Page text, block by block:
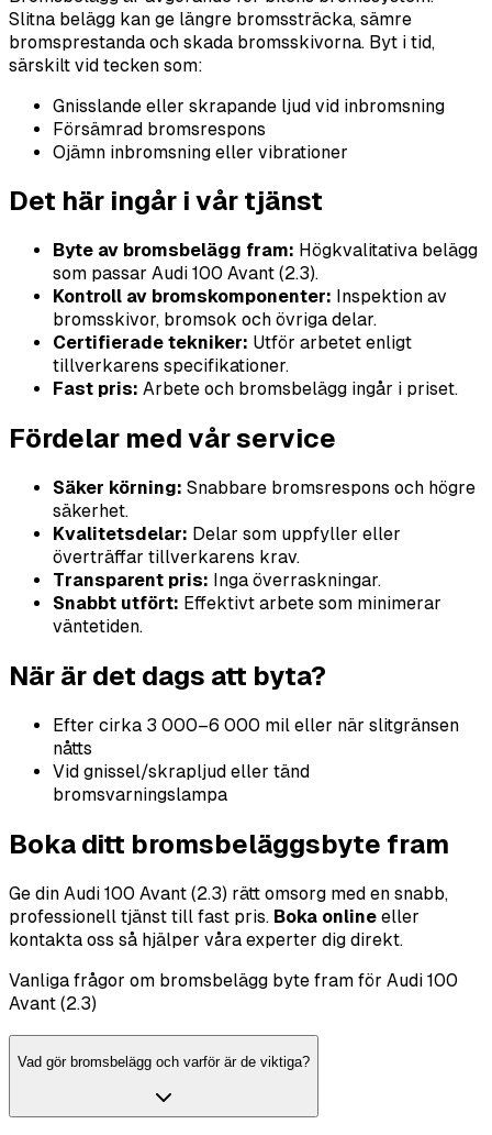
Slitna belägg kan ge längre bromssträcka, sämre
bromsprestanda och skada bromsskivorna. Byt i tid,
särskilt vid tecken som:
Gnisslande eller skrapande ljud vid inbromsning
Försämrad bromsrespons
Ojämn inbromsning eller vibrationer
Det här ingår i vår tjänst
Byte av bromsbelägg fram: Högkvalitativa belägg
som passar Audi 100 Avant (2.3).
Kontroll av bromskomponenter: Inspektion av
bromsskivor, bromsok och övriga delar.
Certifierade tekniker: Utför arbetet enligt
tillverkarens specifikationer.
Fast pris: Arbete och bromsbelägg ingår i priset.
Fördelar med vår service
Säker körning: Snabbare bromsrespons och högre
säkerhet.
Kvalitetsdelar: Delar som uppfyller eller
överträffar tillverkarens krav.
Transparent pris: Inga överraskningar.
Snabbt utfört: Effektivt arbete som minimerar
väntetiden.
När är det dags att byta?
Efter cirka 3 000–6 000 mil eller när slitgränsen
nåtts
Vid gnissel/skrapljud eller tänd
bromsvarningslampa
Boka ditt bromsbeläggsbyte fram
Ge din Audi 100 Avant (2.3) rätt omsorg med en snabb,
professionell tjänst till fast pris. Boka online eller
kontakta oss så hjälper våra experter dig direkt.
Vanliga frågor om bromsbelägg byte fram för Audi 100
Avant (2.3)
Vad gör bromsbelägg och varför är de viktiga?